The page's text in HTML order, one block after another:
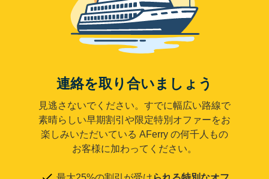
連絡を取り合いましょう
見逃さないでください。すでに幅広い路線で
素晴らしい早期割引や限定特別オファーをお
楽しみいただいている AFerry の何千人もの
お客様に加わってください。